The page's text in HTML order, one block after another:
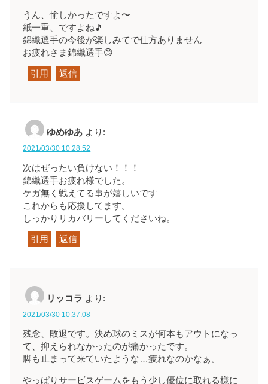
うん、愉しかったですよ〜
紙一重、ですよね🎵
錦織選手の今後が楽しみてで仕方ありません
お疲れさま錦織選手😊
引用 返信
ゆめゆあ より:
2021/03/30 10:28:52
次はぜったい負けない！！！
錦織選手お疲れ様でした。
ケガ無く戦えてる事が嬉しいです
これからも応援してます。
しっかりリカバリーしてくださいね。
引用 返信
リッコラ より:
2021/03/30 10:37:08
残念、敗退です。決め球のミスが何本もアウトになっ
て、抑えられなかったのが痛かったです。
脚も止まって来ていたような…疲れなのかなぁ。
やっぱりサービスゲームをもう少し優位に取れる様に